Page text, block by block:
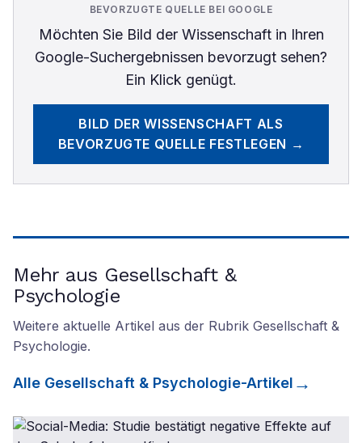
BEVORZUGTE QUELLE BEI GOOGLE
Möchten Sie Bild der Wissenschaftin Ihren
Google-Suchergebnissen bevorzugt sehen?
Ein Klick genügt.
BILD DER WISSENSCHAFT ALS
BEVORZUGTE QUELLE FESTLEGEN →
Mehr aus Gesellschaft &
Psychologie
Weitere aktuelle Artikel aus der Rubrik Gesellschaft &
Psychologie.
Alle Gesellschaft & Psychologie-Artikel